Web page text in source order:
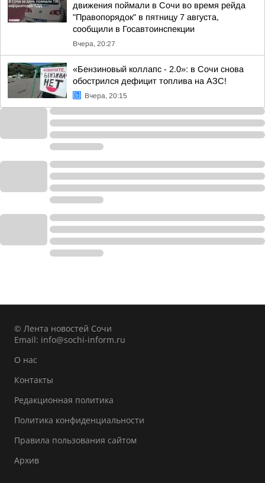
движения поймали в Сочи во время рейда
"Правопорядок" в пятницу 7 августа,
сообщили в Госавтоинспекции
Вчера, 20:27
«Бензиновый коллапс - 2.0»: в Сочи снова
обострился дефицит топлива на АЗС!
Вчера, 20:15
© Лента новостей Сочи
Email: info@sochi-inform.ru
О нас
Контакты
Редакционная политика
Политика конфиденциальности
Правила пользования сайтом
Архив